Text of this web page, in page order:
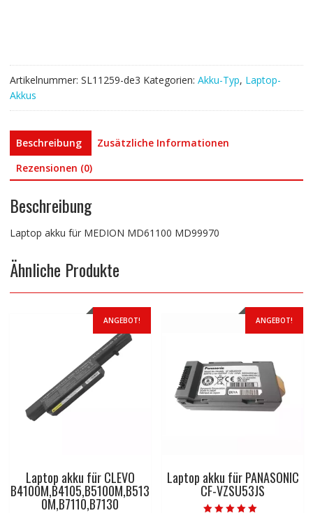
Artikelnummer: SL11259-de3 Kategorien: Akku-Typ, Laptop-
Akkus
Beschreibung
Zusätzliche Informationen
Rezensionen (0)
Beschreibung
Laptop akku für MEDION MD61100 MD99970
Ähnliche Produkte
ANGEBOT!
Laptop akku für CLEVO
B4100M,B4105,B5100M,B513
0M,B7110,B7130
ANGEBOT!
Laptop akku für PANASONIC
CF-VZSU53JS